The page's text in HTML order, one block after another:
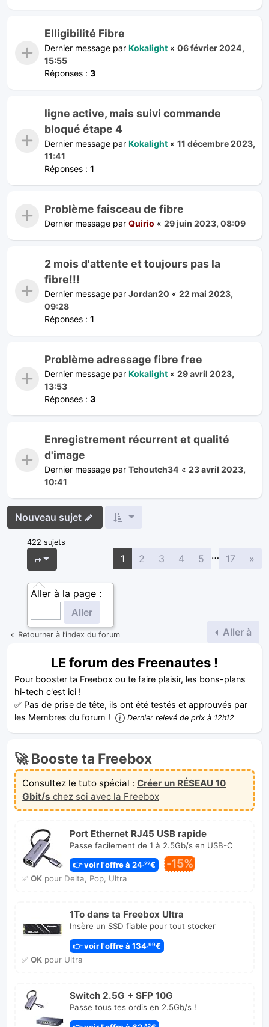
Elligibilité Fibre
Dernier message par Kokalight « 06 février 2024,
15:55
Réponses : 3
ligne active, mais suivi commande
bloqué étape 4
Dernier message par Kokalight « 11 décembre 2023,
11:41
Réponses : 1
Problème faisceau de fibre
Dernier message par Quirio « 29 juin 2023, 08:09
2 mois d'attente et toujours pas la
fibre!!!
Dernier message par Jordan20 « 22 mai 2023,
09:28
Réponses : 1
Problème adressage fibre free
Dernier message par Kokalight « 29 avril 2023,
13:53
Réponses : 3
Enregistrement récurrent et qualité
d'image
Dernier message par Tchoutch34 « 23 avril 2023,
10:41
Nouveau sujet
422 sujets
Page
Aller à la page :
1 2 3 4 5 … 17 »
Retourner à l’index du forum Aller à
LE forum des Freenautes !
Pour booster ta Freebox ou te faire plaisir, les bons-plans
hi-tech c'est ici !
✅ Pas de prise de tête, ils ont été testés et approuvés par
les Membres du forum !
Dernier relevé de prix à 12h12
🚀 Booste ta Freebox
Consultez le tuto spécial : Créer un RÉSEAU 10
Gbit/s chez soi avec la Freebox
Port Ethernet RJ45 USB rapide
Passe facilement de 1 à 2.5Gb/s en USB-C
👉 voir l'offre à 24 ,22€ -15%
✅ OKpour Delta, Pop, Ultra
1To dans ta Freebox Ultra
Insère un SSD fiable pour tout stocker
👉 voir l'offre à 134 ,99€
✅ OKpour Ultra
Switch 2.5G + SFP 10G
Passe tous tes ordis en 2.5Gb/s !
,82